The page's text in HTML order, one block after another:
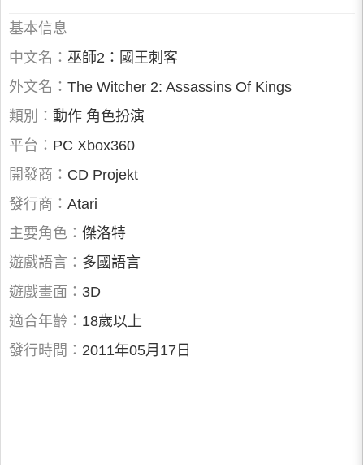
基本信息
中文名： 巫師2：國王刺客
外文名： The Witcher 2: Assassins Of Kings
類別： 動作 角色扮演
平台： PC Xbox360
開發商： CD Projekt
發行商： Atari
主要角色： 傑洛特
遊戲語言： 多國語言
遊戲畫面： 3D
適合年齡： 18歲以上
發行時間： 2011年05月17日